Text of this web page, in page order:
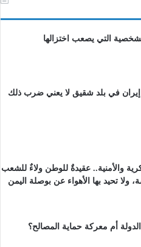
التي يصعب اختزالها
في بلد شقيق لا يعني ضرب ذلك
والأمنية.. عقيدةٌ للوطن ولاءٌ للشعب
ولا تحيد بها الأهواء عن بوصلة اليمن
أم معركة حماية المصالح؟